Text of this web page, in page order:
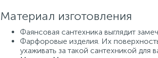
Материал изготовления
Фаянсовая сантехника выглядит
Фарфоровые изделия. Их
ухаживать за такой сантехникой для